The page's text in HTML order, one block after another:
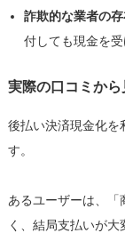
詐欺的な業者の
付しても現金を
実際の口コミから
後払い決済現金化を
す。
あるユーザーは、「
く、結局支払いが